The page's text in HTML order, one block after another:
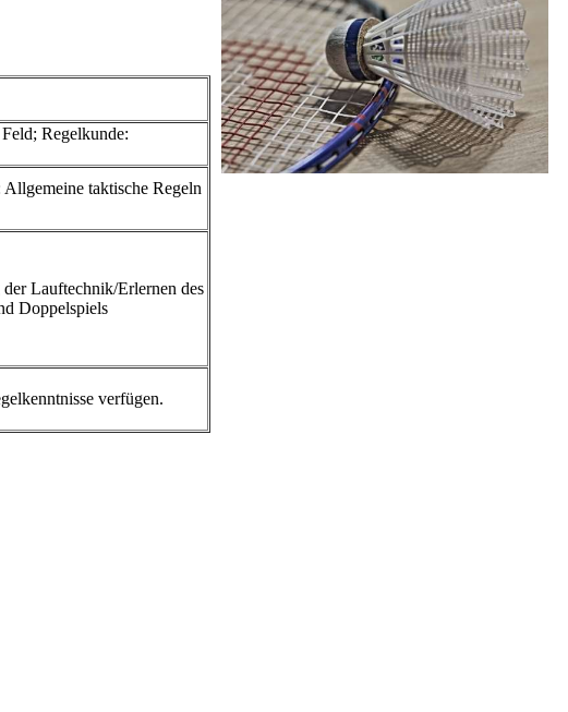
Regelkunde:
taktische Regeln
Lauftechnik/Erlernen des
Doppelspiels
verfügen.